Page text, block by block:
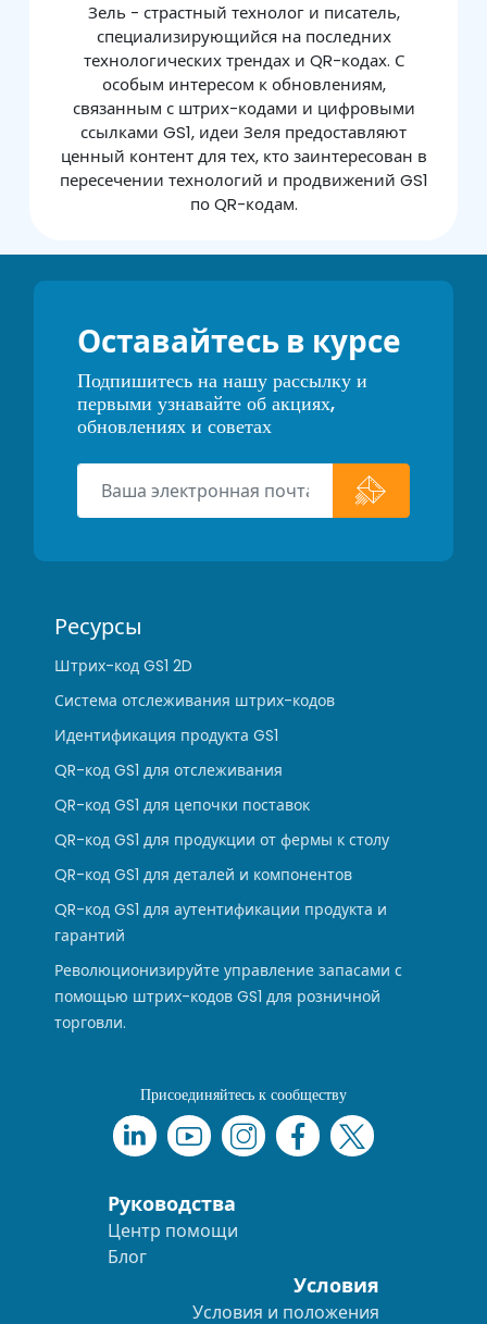
Зель - страстный технолог и писатель,
специализирующийся на последних
технологических трендах и QR-кодах. С
особым интересом к обновлениям,
связанным с штрих-кодами и цифровыми
ссылками GS1, идеи Зеля предоставляют
ценный контент для тех, кто заинтересован в
пересечении технологий и продвижений GS1
по QR-кодам.
Оставайтесь в курсе
Подпишитесь на нашу рассылку и
первыми узнавайте об акциях,
обновлениях и советах
Ресурсы
Штрих-код GS1 2D
Система отслеживания штрих-кодов
Идентификация продукта GS1
QR-код GS1 для отслеживания
QR-код GS1 для цепочки поставок
QR-код GS1 для продукции от фермы к столу
QR-код GS1 для деталей и компонентов
QR-код GS1 для аутентификации продукта и
гарантий
Революционизируйте управление запасами с
помощью штрих-кодов GS1 для розничной
торговли.
Присоединяйтесь к сообществу
Руководства
Центр помощи
Блог
Условия
Условия и положения